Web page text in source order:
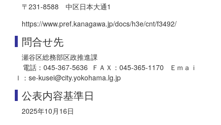
〒231-8588 中区日本大通1
https://www.pref.kanagawa.jp/docs/h3e/cnt/f3492/
問合せ先
瀬谷区総務部区政推進課
電話：045-367-5636 ＦＡＸ：045-365-1170 Ｅｍａｉ
ｌ：se-kusei@city.yokohama.lg.jp
公表内容基準日
2025年10月16日